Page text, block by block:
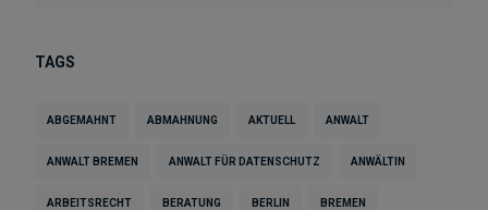
TAGS
ABGEMAHNT ABMAHNUNG AKTUELL ANWALT
ANWALT BREMEN ANWALT FÜR DATENSCHUTZ ANWÄLTIN
ARBEITSRECHT BERATUNG BERLIN BREMEN